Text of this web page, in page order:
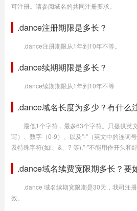
可注册。请参阅域名的共同注册要求。
.dance注册期限是多长？
.dance注册期限从1年到10年不等。
.dance续期期限是多长？
.dance续期期限从1年到10年不等
.dance域名长度为多少？有什么
最低1个字符，最多63个字符。只提供英
写）、数字（0-9）、以及"-"（英文中的连词
及特殊字符(如!、&、? 等),"-"不能用作开头和结
.dance域名续费宽限期多长？要
.dance 域名续期宽限期是30天，我司注
效。